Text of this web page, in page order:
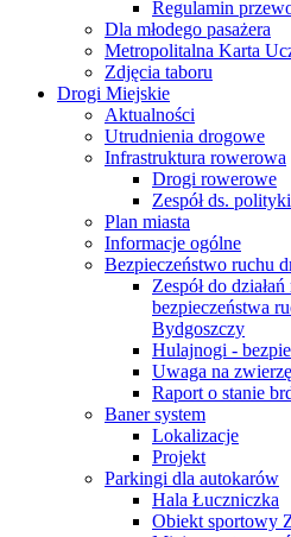
Regulamin
Dla młodego pasażera
Metropolitalna Karta
Zdjęcia taboru
Drogi Miejskie
Aktualności
Utrudnienia drogowe
Infrastruktura rowerowa
Drogi rowerowe
Zespół ds.
Plan miasta
Informacje ogólne
Bezpieczeństwo ruchu
Zespół do
bezpieczeństwa
Bydgoszczy
Hulajnogi -
Uwaga na
Raport o stanie
Baner system
Lokalizacje
Projekt
Parkingi dla autokarów
Hala Łuczniczka
Obiekt sportowy